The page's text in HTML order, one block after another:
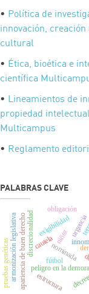
• Política de
innovación,
cultural
• Ética, bioética e
científica
• Lineamientos de
propiedad
Multicampus
• Reglamento
PALABRAS CLAVE
cautelanominada
apariencia de buen derecho peligro en la demora
urgencia
discrecionalidad
estructura
exigibilidad
obligación
armonización legislativa niñez
pruebas genéticas fútbol